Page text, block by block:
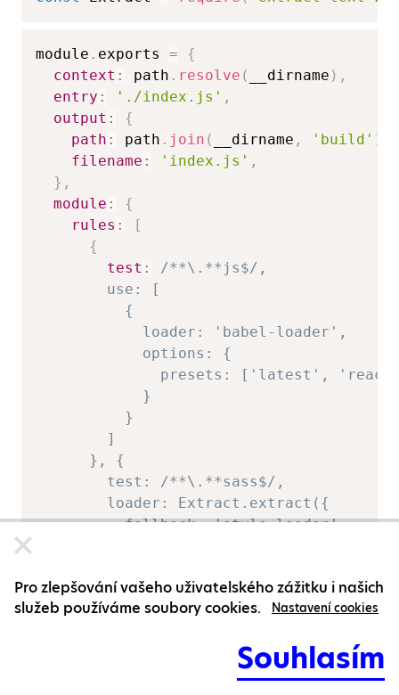
module . exports =
{
context : path . resolve ( __dirname ) ,
entry : './index.js' ,
output :
{
path : path . join ( __dirname , 'build' )
filename : 'index.js' ,
} ,
module :
{
rules :
[
{
test :
/**\.**js$/,
        use: [
          {
            loader: 'babel-loader',
            options: {
presets: ['latest',
            }
          }
        ]
      }, {
        test: /**\.**sass$/,
        loader: Extract.extract({
          fallback: 'style-loader',
      },
    ]
Pro zlepšování vašeho uživatelského zážitku i našich
služeb používáme soubory cookies.
Nastavení cookies
Souhlasím